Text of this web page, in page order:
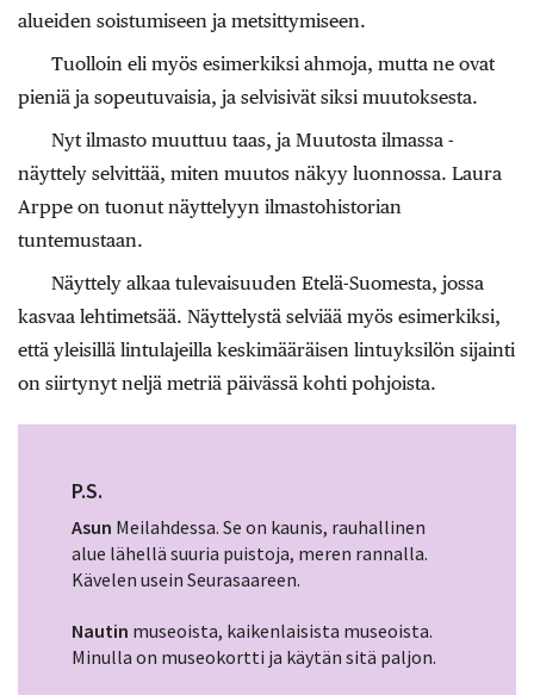
alueiden soistumiseen ja metsittymiseen.
Tuolloin eli myös esimerkiksi ahmoja, mutta ne ovat
pieniä ja sopeutuvaisia, ja selvisivät siksi muutoksesta.
Nyt ilmasto muuttuu taas, ja Muutosta ilmassa -
näyttely selvittää, miten muutos näkyy luonnossa. Laura
Arppe on tuonut näyttelyyn ilmastohistorian
tuntemustaan.
Näyttely alkaa tulevaisuuden Etelä-Suomesta, jossa
kasvaa lehtimetsää. Näyttelystä selviää myös esimerkiksi,
että yleisillä lintulajeilla keskimääräisen lintuyksilön sijainti
on siirtynyt neljä metriä päivässä kohti pohjoista.
P.S.
Asun Meilahdessa. Se on kaunis, rauhallinen
alue lähellä suuria puistoja, meren rannalla.
Kävelen usein Seurasaareen.
Nautin museoista, kaikenlaisista museoista.
Minulla on museokortti ja käytän sitä paljon.